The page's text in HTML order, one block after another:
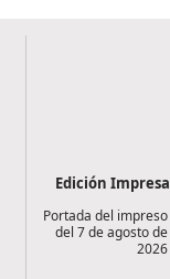
Edición Impresa
Portada del impreso
del 7 de agosto de
2026